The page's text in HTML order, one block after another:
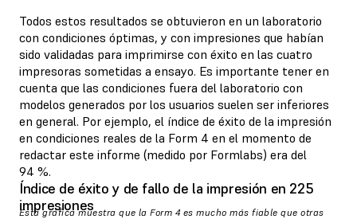
Todos estos resultados se obtuvieron en un laboratorio
con condiciones óptimas, y con impresiones que habían
sido validadas para imprimirse con éxito en las cuatro
impresoras sometidas a ensayo. Es importante tener en
cuenta que las condiciones fuera del laboratorio con
modelos generados por los usuarios suelen ser inferiores
en general. Por ejemplo, el índice de éxito de la impresión
en condiciones reales de la Form 4 en el momento de
redactar este informe (medido por Formlabs) era del
94 %.
Índice de éxito y de fallo de la impresión en 225
impresiones
Esta gráfica muestra que la Form 4 es mucho más fiable que otras